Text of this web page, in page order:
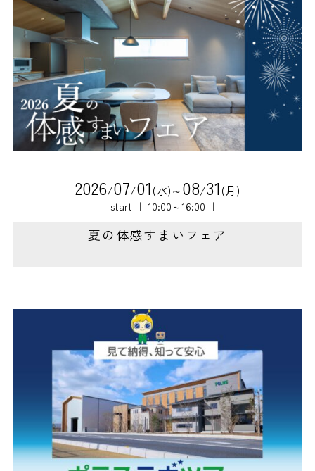
2026/07/01(水)～08/31(月)
｜ start ｜ 10:00～16:00 ｜
夏の体感すまいフェア